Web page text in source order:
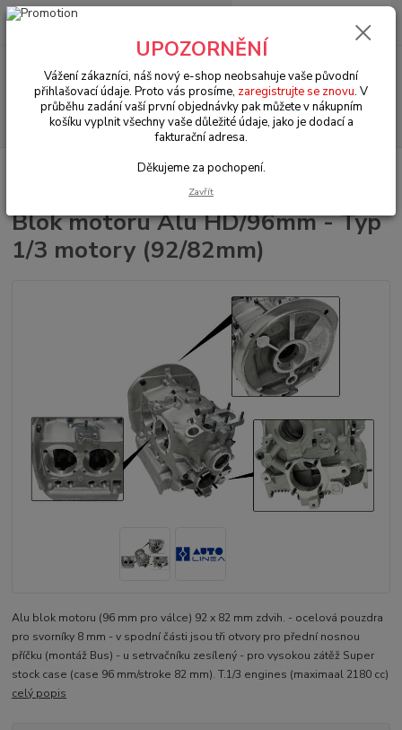
Menu
Hledat
+420 602 330 329
0 Kč
VW Typ 3 (1961 » 73) Motorové díly (Engine parts)
Blok motoru Alu HD/96mm - Typ
1/3 motory (92/82mm)
Alu blok motoru (96 mm pro válce) 92 x 82 mm zdvih. - ocelová pouzdra
pro svorníky 8 mm - v spodní části jsou tři otvory pro přední nosnou
příčku (montáž Bus) - u setrvačníku zesílený - pro vysokou zátěž Super
stock case (case 96 mm/stroke 82 mm). T.1/3 engines (maximaal 2180 cc)
celý popis
UPOZORNĚNÍ
Vážení zákazníci, náš nový e-shop neobsahuje vaše původní
přihlašovací údaje. Proto vás prosíme, zaregistrujte se znovu. V
průběhu zadání vaší první objednávky pak můžete v nákupním
košíku vyplnit všechny vaše důležité údaje, jako je dodací a
fakturační adresa.
Děkujeme za pochopení.
Zavřít